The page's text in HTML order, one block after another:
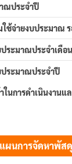
ณประจำปี
ช้จ่ายงบประมาณ
ประมาณประจำเดือน
ประมาณประจำปี
นการดำเนินงานแ
ผนการจัดหาพัสดุ